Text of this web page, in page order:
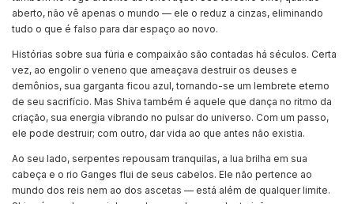
aberto, não vê apenas o mundo — ele o reduz a cinzas, eliminando
tudo o que é falso para dar espaço ao novo.
Histórias sobre sua fúria e compaixão são contadas há séculos. Certa
vez, ao engolir o veneno que ameaçava destruir os deuses e
demônios, sua garganta ficou azul, tornando-se um lembrete eterno
de seu sacrifício. Mas Shiva também é aquele que dança no ritmo da
criação, sua energia vibrando no pulsar do universo. Com um passo,
ele pode destruir; com outro, dar vida ao que antes não existia.
Ao seu lado, serpentes repousam tranquilas, a lua brilha em sua
cabeça e o rio Ganges flui de seus cabelos. Ele não pertence ao
mundo dos reis nem ao dos ascetas — está além de qualquer limite.